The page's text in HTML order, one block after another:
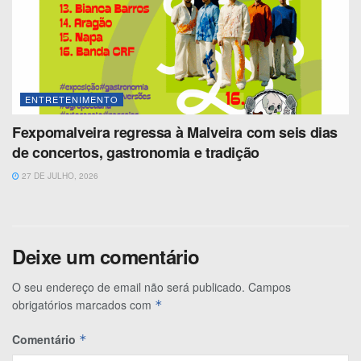
ENTRETENIMENTO
Fexpomalveira regressa à Malveira com seis dias
de concertos, gastronomia e tradição
27 DE JULHO, 2026
Deixe um comentário
O seu endereço de email não será publicado. Campos
obrigatórios marcados com *
Comentário *